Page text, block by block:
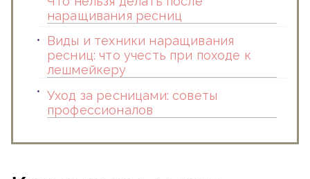
наращивания ресниц
Виды и техники наращивания
ресниц: что учесть при походе к
лешмейкеру
Уход за ресницами: советы
профессионалов